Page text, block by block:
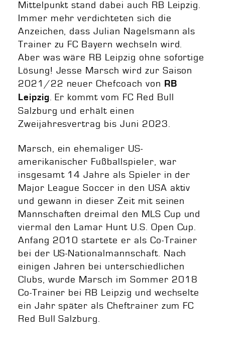
Mittelpunkt stand dabei auch RB Leipzig.
Immer mehr verdichteten sich die
Anzeichen, dass Julian Nagelsmann als
Trainer zu FC Bayern wechseln wird.
Aber was wäre RB Leipzig ohne sofortige
Lösung! Jesse Marsch wird zur Saison
2021/22 neuer Chefcoach von RB
Leipzig. Er kommt vom FC Red Bull
Salzburg und erhält einen
Zweijahresvertrag bis Juni 2023.
Marsch, ein ehemaliger US-
amerikanischer Fußballspieler, war
insgesamt 14 Jahre als Spieler in der
Major League Soccer in den USA aktiv
und gewann in dieser Zeit mit seinen
Mannschaften dreimal den MLS Cup und
viermal den Lamar Hunt U.S. Open Cup.
Anfang 2010 startete er als Co-Trainer
bei der US-Nationalmannschaft. Nach
einigen Jahren bei unterschiedlichen
Clubs, wurde Marsch im Sommer 2018
Co-Trainer bei RB Leipzig und wechselte
ein Jahr später als Cheftrainer zum FC
Red Bull Salzburg.